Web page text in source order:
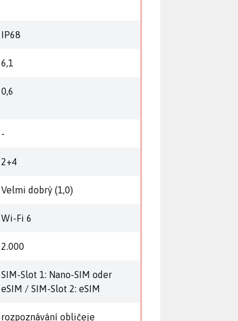
IP68
6,1
0,6
-
2+4
Velmi dobrý (1,0)
Wi-Fi 6
2.000
SIM-Slot 1: Nano-SIM oder
eSIM / SIM-Slot 2: eSIM
rozpoznávání obličeje